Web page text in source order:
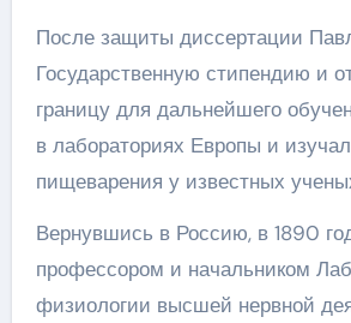
После защиты диссертации
Государственную стипендию и
границу для дальнейшего
в лабораториях Европы и
пищеварения у известных
Вернувшись в Россию, в 1890
профессором и начальником
физиологии высшей нервной